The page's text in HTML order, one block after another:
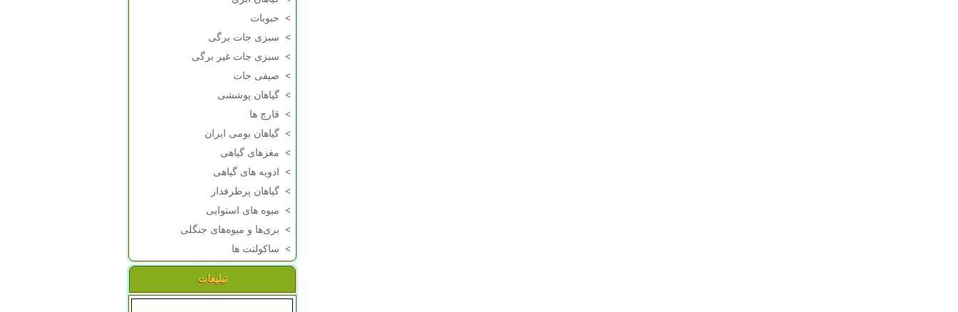
> حبوبات
> سبزی جات برگی
> سبزی جات غیر برگی
> صیفی جات
> گیاهان پوششی
> قارچ ها
> گیاهان بومی ایران
> مغزهای گیاهی
>
ادویه های گیاهی
> گیاهان پرطرفدار
> میوه های استوایی
> بری‌ها و میوه‌های جنگلی
> ساکولنت ها
تبلیغات